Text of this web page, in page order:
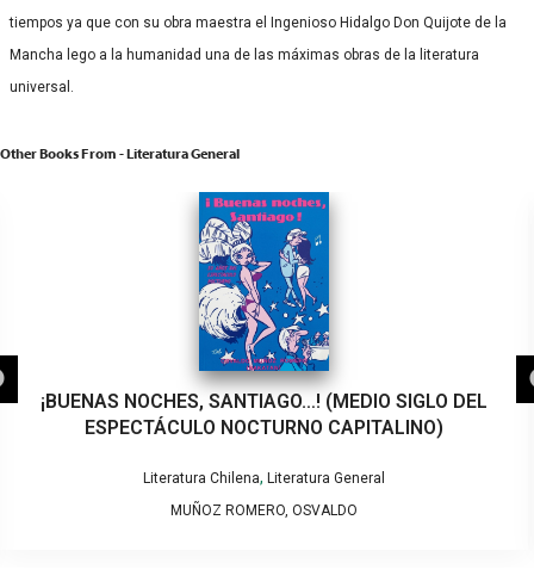
tiempos ya que con su obra maestra el Ingenioso Hidalgo Don Quijote de la
Mancha lego a la humanidad una de las máximas obras de la literatura
universal.
Other Books From - Literatura General
¡BUENAS NOCHES, SANTIAGO…! (MEDIO SIGLO DEL
ESPECTÁCULO NOCTURNO CAPITALINO)
Literatura Chilena, Literatura General
MUÑOZ ROMERO, OSVALDO